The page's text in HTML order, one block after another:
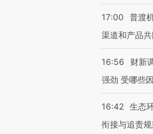
17:00
普渡
渠道和产品
16:56
财新
强劲 受哪些
16:42 生态
衔接与追责规